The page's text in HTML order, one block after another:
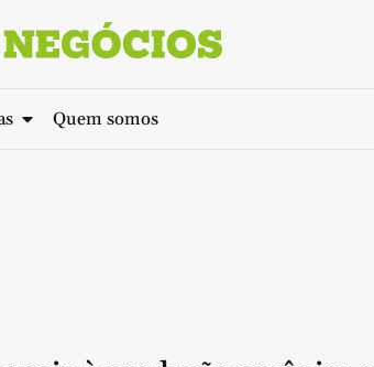
Quem somos